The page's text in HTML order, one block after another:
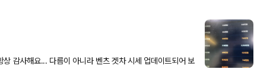
감사해요... 다름이 아니라 벤츠 겟차 시세 업데이트되어 보